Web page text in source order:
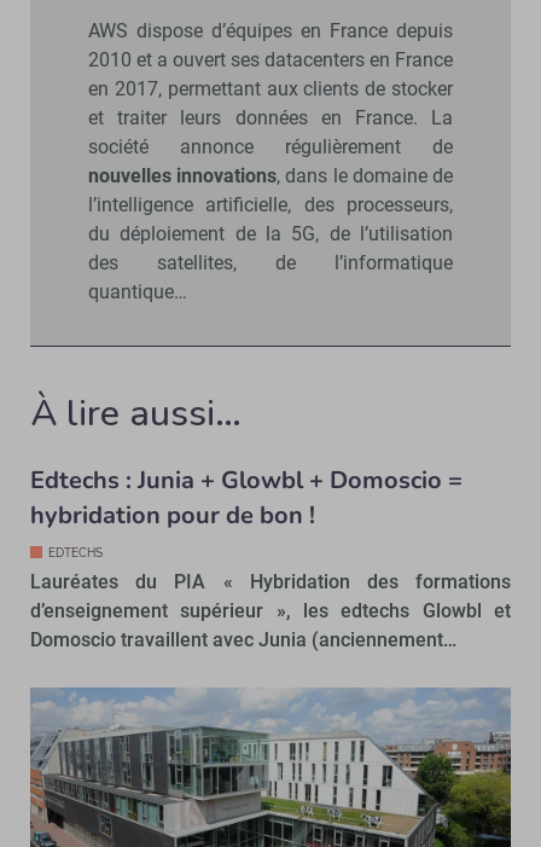
AWS dispose d’équipes en France depuis
2010 et a ouvert ses datacenters en France
en 2017, permettant aux clients de stocker
et traiter leurs données en France. La
société annonce régulièrement de
nouvelles innovations, dans le domaine de
l’intelligence artificielle, des processeurs,
du déploiement de la 5G, de l’utilisation
des satellites, de l’informatique
quantique…
À lire aussi…
Edtechs : Junia + Glowbl + Domoscio =
hybridation pour de bon !
EDTECHS
Lauréates du PIA « Hybridation des formations
d’enseignement supérieur », les edtechs Glowbl et
Domoscio travaillent avec Junia (anciennement…